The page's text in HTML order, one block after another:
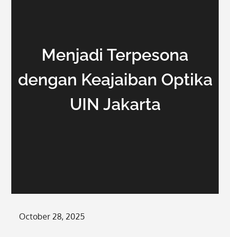
Menjadi Terpesona
dengan Keajaiban Optika
UIN Jakarta
Posted
October 28, 2025